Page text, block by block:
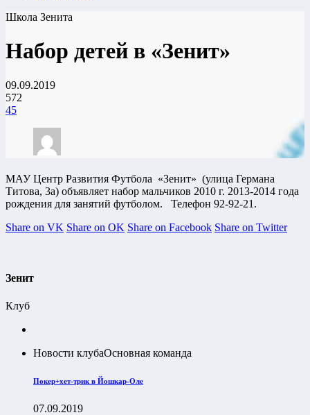
Школа Зенита
Набор детей в «Зенит»
09.09.2019
572
45
МАУ Центр Развития Футбола «Зенит» (улица Германа
Титова, 3а) объявляет набор мальчиков 2010 г. 2013-2014 года
рождения для занятий футболом. Телефон 92-92-21.
Share on VK Share on OK Share on Facebook Share on Twitter
Зенит
Клуб
Новости клубаОсновная команда
Покер+хет-трик в Йошкар-Оле
07.09.2019